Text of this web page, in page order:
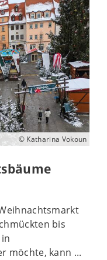
© Katharina Vokoun
bis
möchte, kann ...